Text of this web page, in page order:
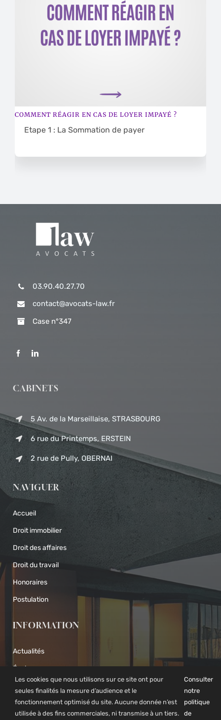
COMMENT RÉAGIR EN CAS DE LOYER IMPAYÉ ?
Etape 1 : La Sommation de payer
03.90.40.27.70
contact@avocats-law.fr
Case n°347
CABINETS
5 Av. de la Marseillaise, STRASBOURG
6 rue du Printemps, ERSTEIN
2 rue de Pully, OBERNAI
NAVIGUER
Accueil
Droit immobilier
Droit des affaires
Droit du travail
Honoraires
Postulation
INFORMATION
Actualités
Équipe
Mentions légales
Les cookies que nous utilisons sur ce site ont pour
seules finalités la mesure d’audience et le
fonctionnement optimisé du site. Aucune donnée n’est
utilisée à des fins commerciales, ni transmise à un tiers.
Consulter
notre
politique
de